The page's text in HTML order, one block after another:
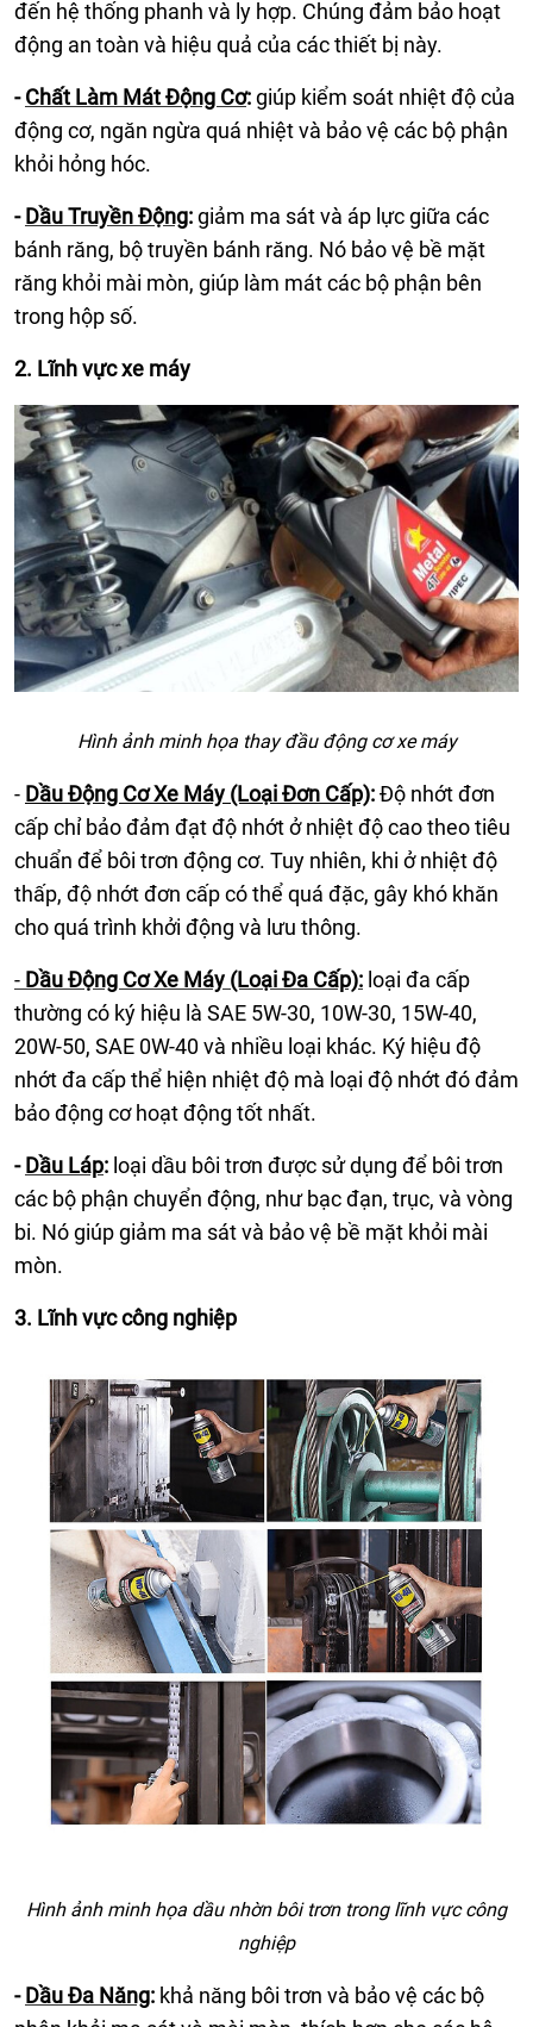
đến hệ thống phanh và ly hợp. Chúng đảm bảo hoạt
động an toàn và hiệu quả của các thiết bị này.
-Chất Làm Mát Động Cơ:giúp kiểm soát nhiệt độ của
động cơ, ngăn ngừa quá nhiệt và bảo vệ các bộ phận
khỏi hỏng hóc.
-Dầu Truyền Động:giảm ma sát và áp lực giữa các
bánh răng, bộ truyền bánh răng. Nó bảo vệ bề mặt
răng khỏi mài mòn, giúp làm mát các bộ phận bên
trong hộp số.
2. Lĩnh vực xe máy
Hình ảnh minh họa thay đầu động cơ xe máy
- Dầu Động Cơ Xe Máy (Loại Đơn Cấp):Độ nhớt đơn
cấp chỉ bảo đảm đạt độ nhớt ở nhiệt độ cao theo tiêu
chuẩn để bôi trơn động cơ. Tuy nhiên, khi ở nhiệt độ
thấp, độ nhớt đơn cấp có thể quá đặc, gây khó khăn
cho quá trình khởi động và lưu thông.
- Dầu Động Cơ Xe Máy (Loại Đa Cấp): loại đa cấp
thường có ký hiệu là SAE 5W-30, 10W-30, 15W-40,
20W-50, SAE 0W-40 và nhiều loại khác. Ký hiệu độ
nhớt đa cấp thể hiện nhiệt độ mà loại độ nhớt đó đảm
bảo động cơ hoạt động tốt nhất.
-Dầu Láp: loại dầu bôi trơn được sử dụng để bôi trơn
các bộ phận chuyển động, như bạc đạn, trục, và vòng
bi. Nó giúp giảm ma sát và bảo vệ bề mặt khỏi mài
mòn.
3. Lĩnh vực công nghiệp
Hình ảnh minh họa dầu nhờn bôi trơn trong lĩnh vực công
nghiệp
-Dầu Đa Năng: khả năng bôi trơn và bảo vệ các bộ